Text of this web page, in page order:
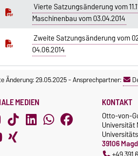
Vierte Satzungsänderung vom
Maschinenbau vom 03.04.2014
Zweite Satzungsänderung vom
04.06.2014
Änderung: 29.05.2025-Ansprechpartner:
MEDIEN KONTAKT
Otto-von-
Universität
39106